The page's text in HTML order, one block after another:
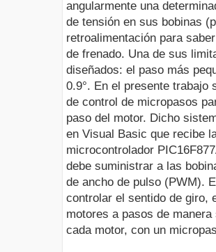
angularmente una
de tensión en sus bobinas
retroalimentación para
de frenado. Una de sus
diseñados: el paso más
0.9°. En el presente
de control de micropasos
paso del motor. Dicho
en Visual Basic que recibe
microcontrolador
debe suministrar a las
de ancho de pulso (PWM).
controlar el sentido de giro,
motores a pasos de
cada motor, con un